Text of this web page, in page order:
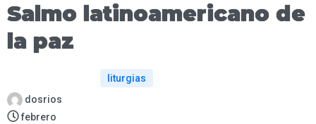
Salmo latinoamericano de
la paz
dosrios
febrero
liturgias